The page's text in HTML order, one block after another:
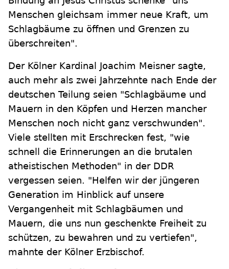
Menschen gleichsam immer neue Kraft, um
Schlagbäume zu öffnen und Grenzen zu
überschreiten".
Der Kölner Kardinal Joachim Meisner sagte,
auch mehr als zwei Jahrzehnte nach Ende der
deutschen Teilung seien "Schlagbäume und
Mauern in den Köpfen und Herzen mancher
Menschen noch nicht ganz verschwunden".
Viele stellten mit Erschrecken fest, "wie
schnell die Erinnerungen an die brutalen
atheistischen Methoden" in der DDR
vergessen seien. "Helfen wir der jüngeren
Generation im Hinblick auf unsere
Vergangenheit mit Schlagbäumen und
Mauern, die uns nun geschenkte Freiheit zu
schützen, zu bewahren und zu vertiefen",
mahnte der Kölner Erzbischof.